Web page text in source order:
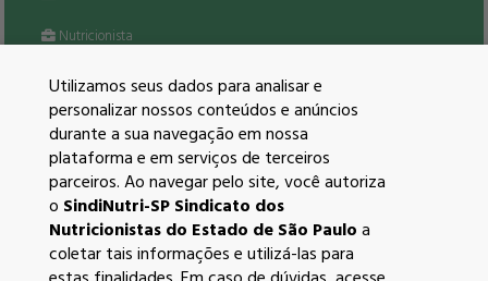
Nutricionista
VEJA TODAS AS VAGAS
Redes Sociais
Utilizamos seus dados para analisar e
personalizar nossos conteúdos e anúncios
durante a sua navegação em nossa
plataforma e em serviços de terceiros
parceiros. Ao navegar pelo site, você autoriza
o SindiNutri-SP Sindicato dos
Nutricionistas do Estado de São Paulo a
coletar tais informações e utilizá-las para